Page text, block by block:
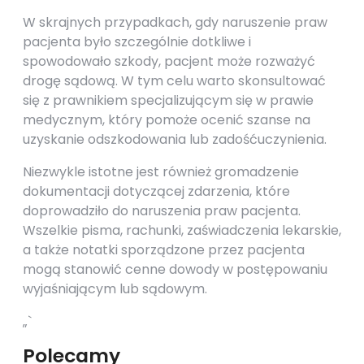
W skrajnych przypadkach, gdy naruszenie praw
pacjenta było szczególnie dotkliwe i
spowodowało szkody, pacjent może rozważyć
drogę sądową. W tym celu warto skonsultować
się z prawnikiem specjalizującym się w prawie
medycznym, który pomoże ocenić szanse na
uzyskanie odszkodowania lub zadośćuczynienia.
Niezwykle istotne jest również gromadzenie
dokumentacji dotyczącej zdarzenia, które
doprowadziło do naruszenia praw pacjenta.
Wszelkie pisma, rachunki, zaświadczenia lekarskie,
a także notatki sporządzone przez pacjenta
mogą stanowić cenne dowody w postępowaniu
wyjaśniającym lub sądowym.
„`
Polecamy